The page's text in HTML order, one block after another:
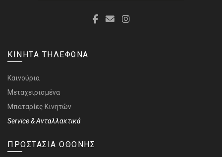
ΚΙΝΗΤΑ ΤΗΛΕΦΩΝΑ
Καινούρια
Μεταχειρισμένα
Μπαταρίες Κινητών
Service & Ανταλλακτικά
ΠΡΟΣΤΑΣΙΑ ΟΘΟΝΗΣ